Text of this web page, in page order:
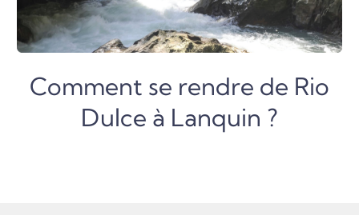
Comment se rendre de Rio
Dulce à Lanquin ?